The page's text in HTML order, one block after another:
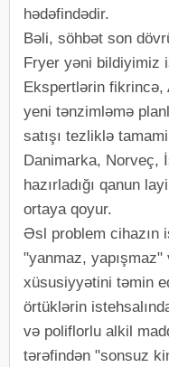
hədəfindədir.
Bəli, söhbət son
Fryer yəni bildiyimiz
Ekspertlərin fikrincə,
yeni tənzimləmə
satışı tezliklə
Danimarka, Norveç,
hazırladığı qanun
ortaya qoyur.
Əsl problem cihazın
"yanmaz,
xüsusiyyətini təmin
örtüklərin
və poliflorlu alkil
tərəfindən "sonsuz